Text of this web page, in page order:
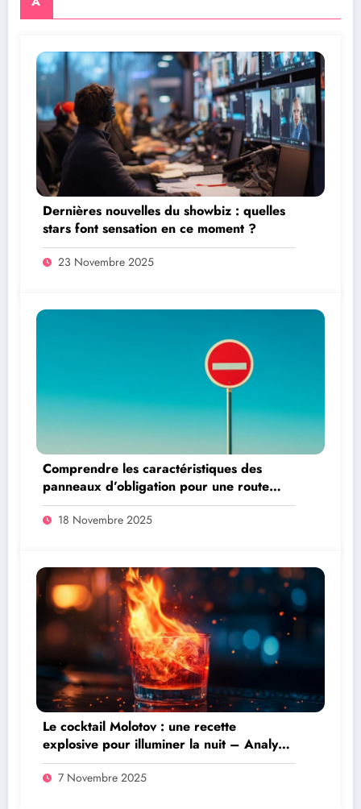
Dernières nouvelles du showbiz : quelles
stars font sensation en ce moment ?
23 Novembre 2025
Comprendre les caractéristiques des
panneaux d’obligation pour une route
plus sûre
18 Novembre 2025
Le cocktail Molotov : une recette
explosive pour illuminer la nuit – Analyse
juridique d’un acte criminel
7 Novembre 2025